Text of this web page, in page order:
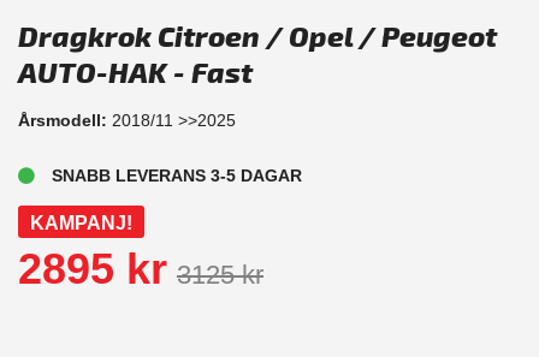
Dragkrok Citroen / Opel / Peugeot
AUTO-HAK - Fast
Årsmodell: 2018/11 >>2025
SNABB LEVERANS 3-5 DAGAR
KAMPANJ!
2895 kr 3125 kr